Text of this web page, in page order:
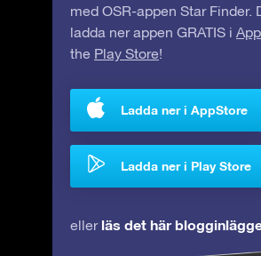
med OSR-appen Star Finder.
ladda ner appen GRATIS i
the Play Store!
Ladda ner i AppStore
Ladda ner i Play Store
eller läs det här